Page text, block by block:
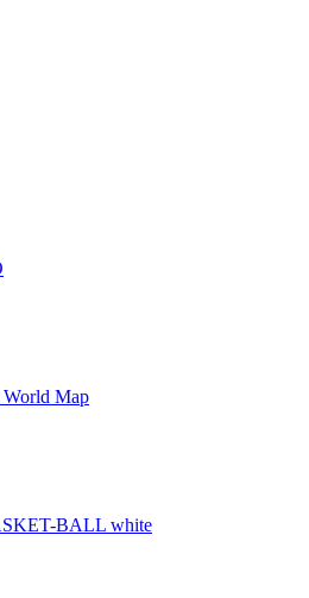
World Map
BALL white